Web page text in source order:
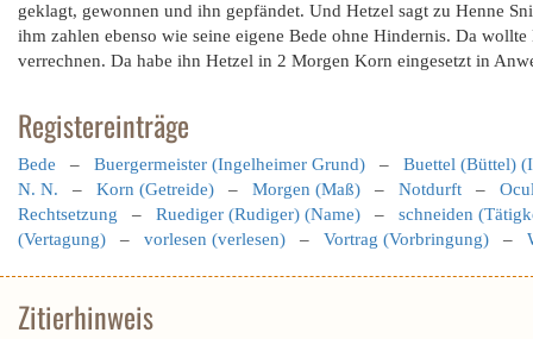
geklagt, gewonnen und ihn gepfändet. Und Hetzel sagt zu Henne
ihm zahlen ebenso wie seine eigene Bede ohne Hindernis. Da
verrechnen. Da habe ihn Hetzel in 2 Morgen Korn eingesetzt in
Registereinträge
Bede – Buergermeister (Ingelheimer Grund) – Buettel (Büttel)
N. N. – Korn (Getreide) – Morgen (Maß) – Notdurft –
Rechtsetzung – Ruediger (Rudiger) (Name) – schneiden
(Vertagung) – vorlesen (verlesen) – Vortrag (Vorbringung) –
Zitierhinweis